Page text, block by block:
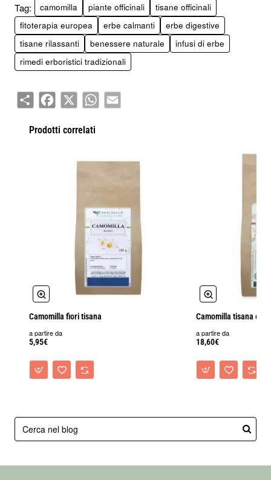
Tag: camomilla piante officinali
tisane officinali
fitoterapia europea
erbe calmanti
erbe digestive
tisane rilassanti
benessere naturale
infusi di erbe
rimedi erboristici tradizionali
ShareFacebook
X WhatsAppEmail
Prodotti correlati
Camomilla fiori tisana
a partire da
5,95€
Camomilla tisana
a partire da
18,60€